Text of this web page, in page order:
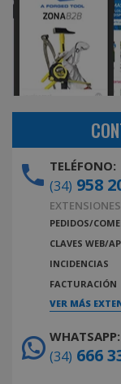
TELÉFONO:
(34) 958
PEDIDOS/
CLAVES WEB/
INCIDENCIAS
FACTURACIÓN
VER MÁS
WHATSAPP:
(34) 666